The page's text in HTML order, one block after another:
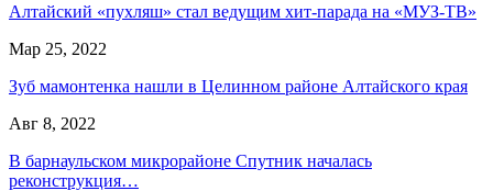
Алтайский «пухляш» стал ведущим хит-парада на «МУЗ-ТВ»
Мар 25, 2022
Зуб мамонтенка нашли в Целинном районе Алтайского края
Авг 8, 2022
В барнаульском микрорайоне Спутник началась
реконструкция…